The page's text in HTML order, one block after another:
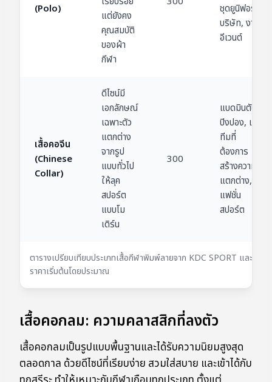
ตารางเปรียบเทียบประเภทเสื้อกีฬาพิมพ์ลายจาก KDC SPORT และ
ราคาเริ่มต้นโดยประมาณ
(Polo)
แต่ยังคง
คุณสมบัติ
ของผ้า
กีฬา
ชุดยูนิฟอร์ม
บริษัท, งาน
อีเวนต์
เสื้อคอจีน
(Chinese
Collar)
ดีไซน์มี
เอกลักษณ์
เฉพาะตัว
แตกต่าง
จากรูป
แบบทั่วไป
ให้ลุค
สปอร์ต
แบบโม
เดิร์น
300
แบดมินตัน,
ปิงปอง, เสื้อ
ทีมที่
ต้องการ
สร้างความ
แตกต่าง,
แฟชั่น
สปอร์ต
เสื้อคอกลม: ความคลาสสิกที่ลงตัว
เสื้อคอกลมเป็นรูปแบบพื้นฐานและได้รับความนิยมสูงสุด
ตลอดกาล ด้วยดีไซน์ที่เรียบง่าย สวมใส่สบาย และเข้าได้กับ